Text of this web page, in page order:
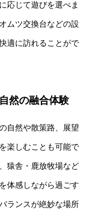
応じて遊びを選べま
ムツ交換台などの設
適に訪れることがで
然の融合体験
自然や散策路、展望
楽しむことも可能で
猿舎・鹿放牧場など
体感しながら過ごす
ランスが絶妙な場所